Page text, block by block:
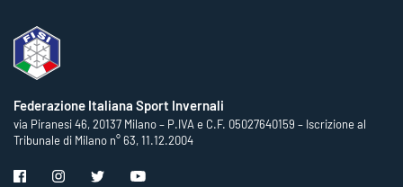
Federazione Italiana Sport Invernali
via Piranesi 46, 20137 Milano – P.IVA e C.F. 05027640159 – Iscrizione al
Tribunale di Milano n° 63, 11.12.2004